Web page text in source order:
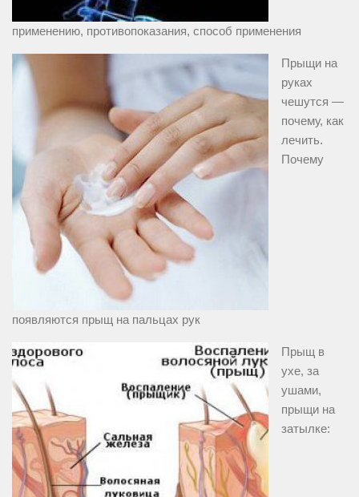
применению, противопоказания, способ применения
Прыщи на
руках
чешутся —
почему, как
лечить.
Почему
появляются прыщ на пальцах рук
Прыщ в
ухе, за
ушами,
прыщи на
затылке: